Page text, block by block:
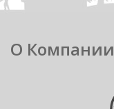
О Компании